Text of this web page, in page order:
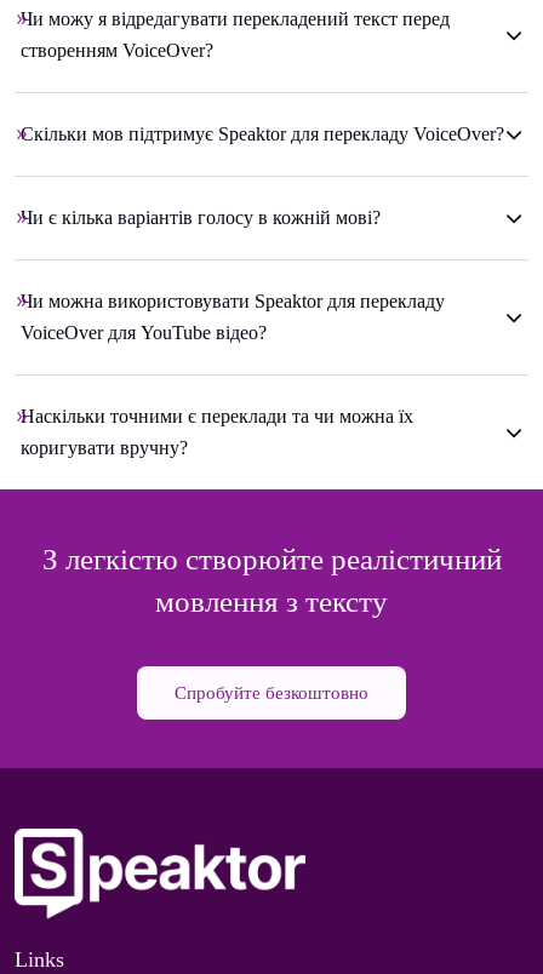
Чи можу я відредагувати перекладений текст перед
створенням VoiceOver?
Скільки мов підтримує Speaktor для перекладу VoiceOver?
Чи є кілька варіантів голосу в кожній мові?
Чи можна використовувати Speaktor для перекладу
VoiceOver для YouTube відео?
Наскільки точними є переклади та чи можна їх
коригувати вручну?
З легкістю створюйте реалістичний
мовлення з тексту
Спробуйте безкоштовно
Links